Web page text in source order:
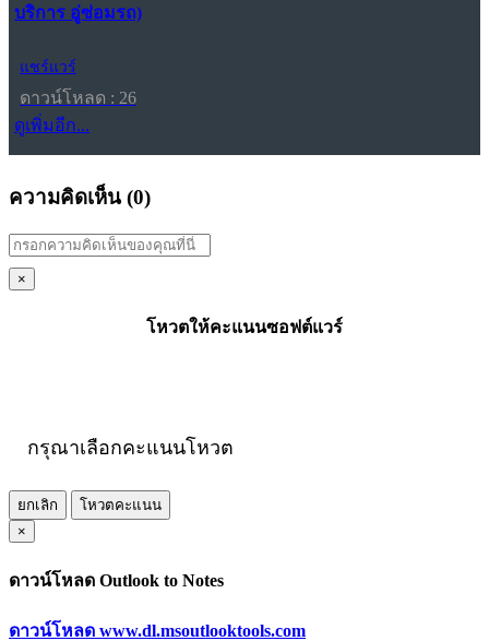
บริการ อู่ซ่อมรถ)
แชร์แวร์
ดาวน์โหลด : 26
ดูเพิ่มอีก...
ความคิดเห็น (0)
×
โหวตให้คะแนนซอฟต์แวร์
กรุณาเลือกคะแนนโหวต
ยกเลิก
โหวตคะแนน
×
ดาวน์โหลด Outlook to Notes
ดาวน์โหลด www.dl.msoutlooktools.com